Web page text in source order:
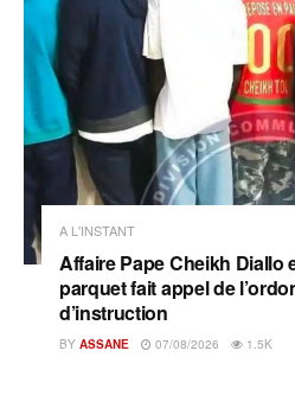
A L'INSTANT
Affaire Pape Cheikh Diallo
parquet fait appel de
d’instruction
BY ASSANE 07/08/2026 1.5K